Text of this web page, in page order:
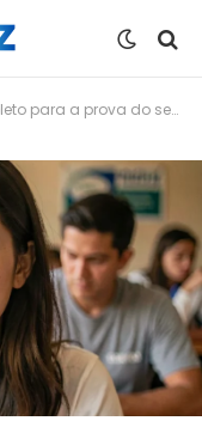
prova do segundo semestre